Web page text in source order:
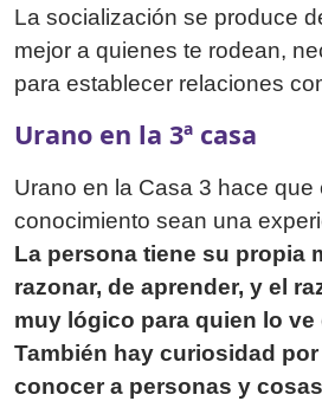
La socialización se produce
mejor a quienes te rodean,
para establecer relaciones
Urano en la 3ª casa
Urano en la Casa 3 hace que
conocimiento sean una
La persona tiene su propia
razonar, de aprender, y el
muy lógico para quien lo ve
También hay curiosidad
conocer a personas y